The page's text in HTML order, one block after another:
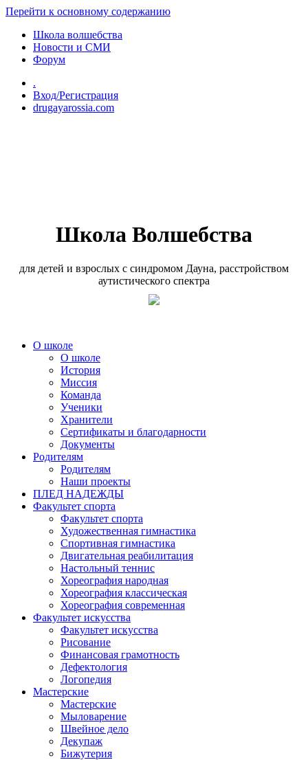
Перейти к основному содержанию
Школа волшебства
Новости и СМИ
Форум
.
Вход/Регистрация
drugayarossia.com
Школа Волшебства
для детей и взрослых с синдромом Дауна, расстройством
аутистического спектра
О школе
О школе
История
Миссия
Команда
Ученики
Хранители
Сертификаты и благодарности
Документы
Родителям
Родителям
Наши проекты
ПЛЕД НАДЕЖДЫ
Факультет спорта
Факультет спорта
Художественная гимнастика
Спортивная гимнастика
Двигательная реабилитация
Настольный теннис
Хореография народная
Хореография классическая
Хореография современная
Факультет искусства
Факультет искусства
Рисование
Финансовая грамотность
Дефектология
Логопедия
Мастерские
Мастерские
Мыловарение
Швейное дело
Декупаж
Бижутерия